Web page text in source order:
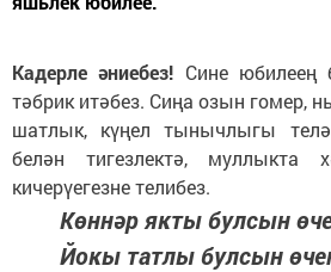
Кадерле әниебез! Сине юбилеең
тәбрик итәбез. Сиңа озын гомер,
шатлык, күңел тынычлыгы
белән тигезлектә, муллыкта
кичерүегезне телибез.
Көннәр якты булсын
Йокы татлы булсын